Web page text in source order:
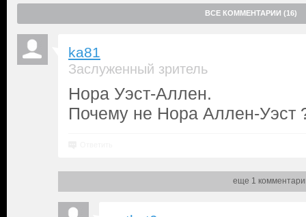
ВСЕ КОММЕНТАРИИ (16)
ka81
Заслуженный зритель
Нора Уэст-Аллен.
Почему не Нора Аллен-Уэст
еще 1